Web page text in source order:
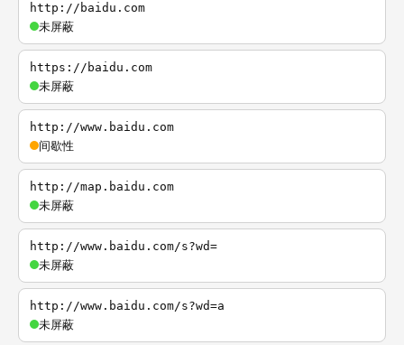
http://baidu.com
未屏蔽
https://baidu.com
未屏蔽
http://www.baidu.com
间歇性
http://map.baidu.com
未屏蔽
http://www.baidu.com/s?wd=
未屏蔽
http://www.baidu.com/s?wd=a
未屏蔽